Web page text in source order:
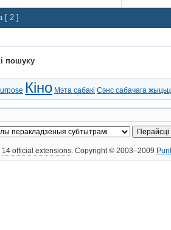
[ 2 ]
пошуку
Кіно Мэта сабакі Сэнс сабачага
14 official extensions. Copyright © 2003–2009